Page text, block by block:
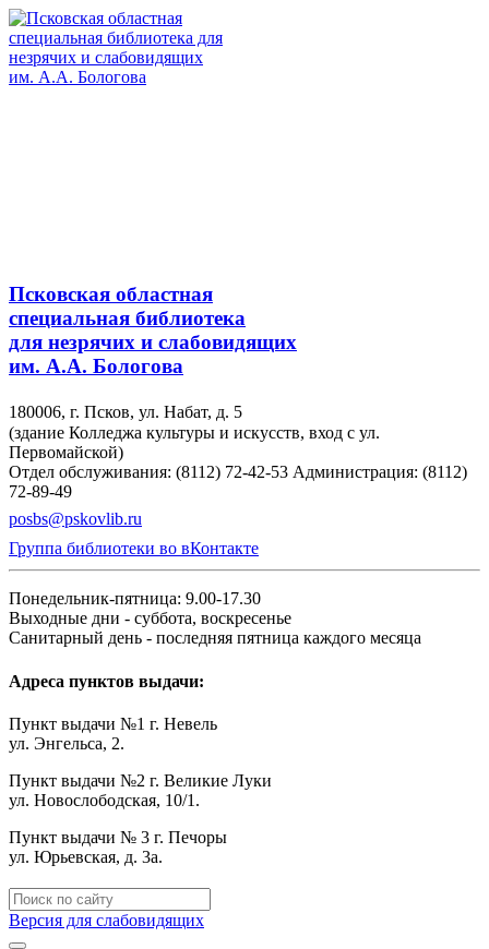
Псковская областная
специальная библиотека
для незрячих и слабовидящих
им. А.А. Бологова
180006, г. Псков, ул. Набат, д. 5
(здание Колледжа культуры и искусств, вход с ул.
Первомайской)
Отдел обслуживания: (8112) 72-42-53 Администрация: (8112)
72-89-49
posbs@pskovlib.ru
Группа библиотеки во вКонтакте
Понедельник-пятница: 9.00-17.30
Выходные дни - суббота, воскресенье
Санитарный день - последняя пятница каждого месяца
Адреса пунктов выдачи:
Пункт выдачи №1 г. Невель
ул. Энгельса, 2.
Пункт выдачи №2 г. Великие Луки
ул. Новослободская, 10/1.
Пункт выдачи № 3 г. Печоры
ул. Юрьевская, д. 3а.
Версия для слабовидящих